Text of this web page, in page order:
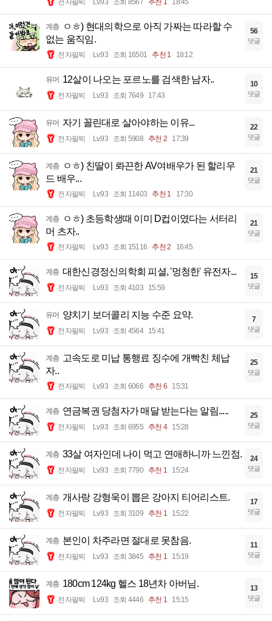
전자팔찌 Lv.93 조회 8567 추천 1 18:45
계층
ㅇㅎ) 현대의학으로 아직 가짜는 따라할 수
없는 움직임.
전자팔찌 Lv.93 조회 16501 추천 1 18:12
56
댓글
유머 12살이 나오는 포르노를 검색한 남자..
전자팔찌 Lv.93 조회 7649 17:43
10
댓글
유머 자기 꼴린대로 살아야하는 이유...
전자팔찌 Lv.93 조회 5908 추천 2 17:39
22
댓글
계층
ㅇㅎ) 친딸이 롸끈한 AV여배우가 된 할리우
드 배우...
전자팔찌 Lv.93 조회 11403 추천 1 17:30
21
댓글
계층
ㅇㅎ) 초등학생때 이미 D컵이였다는 서터리
머 츠자..
전자팔찌 Lv.93 조회 15116 추천 2 16:45
21
댓글
계층 대한신경정신의학회 피셜, '멍청한' 유전자...
전자팔찌 Lv.93 조회 4103 15:59
15
댓글
유머 양치기 보더콜리 지능 수준 요약.
전자팔찌 Lv.93 조회 4564 15:41
7
댓글
계층 고속도로 미납 통행료 징수에 개빡친 체납
자..
전자팔찌 Lv.93 조회 6066 추천 6 15:31
25
댓글
계층 연금복권 당첨자가 매달 받는다는 알림.....
전자팔찌 Lv.93 조회 6955 추천 4 15:28
25
댓글
계층 33살 여자인데 나이 먹고 연애하니까 느낀점.
전자팔찌 Lv.93 조회 7790 추천 1 15:24
24
댓글
계층 개사랑 강형욱이 뽑은 강아지 티어리스트.
전자팔찌 Lv.93 조회 3109 추천 1 15:22
17
댓글
계층 본인이 차주라면 절대로 못참음.
전자팔찌 Lv.93 조회 3845 추천 1 15:19
11
댓글
계층 180cm 124kg 헬스 18년차 아버님.
전자팔찌 Lv.93 조회 4446 추천 1 15:15
13
댓글